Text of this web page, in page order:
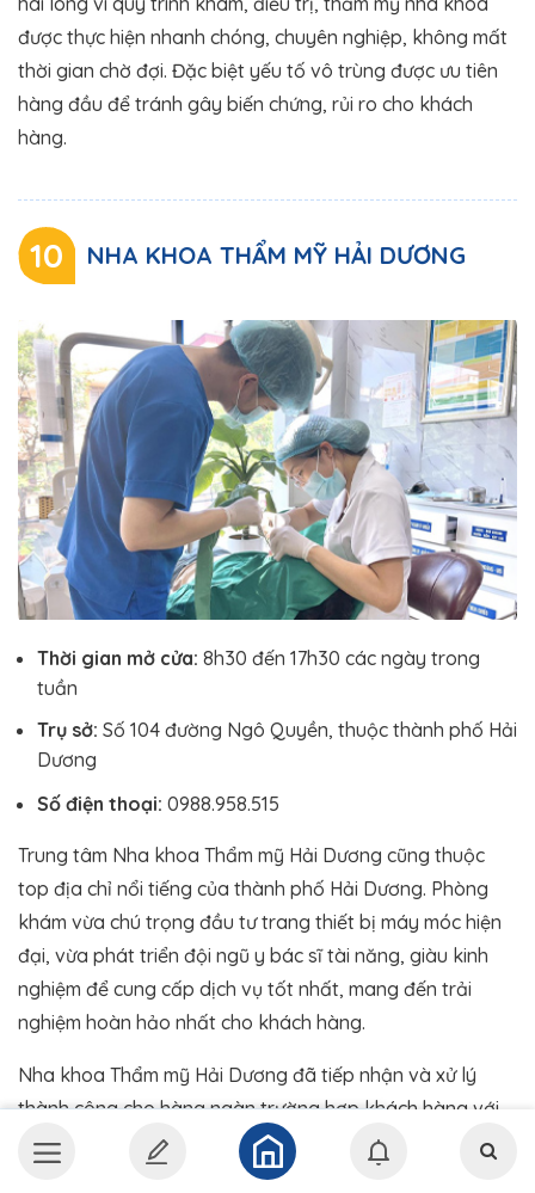
được thực hiện nhanh chóng, chuyên nghiệp, không mất
thời gian chờ đợi. Đặc biệt yếu tố vô trùng được ưu tiên
hàng đầu để tránh gây biến chứng, rủi ro cho khách
hàng.
10 NHA KHOA THẨM MỸ HẢI DƯƠNG
Thời gian mở cửa: 8h30 đến 17h30 các ngày trong
tuần
Trụ sở: Số 104 đường Ngô Quyền, thuộc thành phố Hải
Dương
Số điện thoại: 0988.958.515
Trung tâm Nha khoa Thẩm mỹ Hải Dương cũng thuộc
top địa chỉ nổi tiếng của thành phố Hải Dương. Phòng
khám vừa chú trọng đầu tư trang thiết bị máy móc hiện
đại, vừa phát triển đội ngũ y bác sĩ tài năng, giàu kinh
nghiệm để cung cấp dịch vụ tốt nhất, mang đến trải
nghiệm hoàn hảo nhất cho khách hàng.
Nha khoa Thẩm mỹ Hải Dương đã tiếp nhận và xử lý
thành công cho hàng ngàn trường hợp khách hàng với
đa dạng dịch vụ như phục hình răng giả, niềng răng,
răng sứ thẩm mỹ, điều trị bệnh nha khoa.